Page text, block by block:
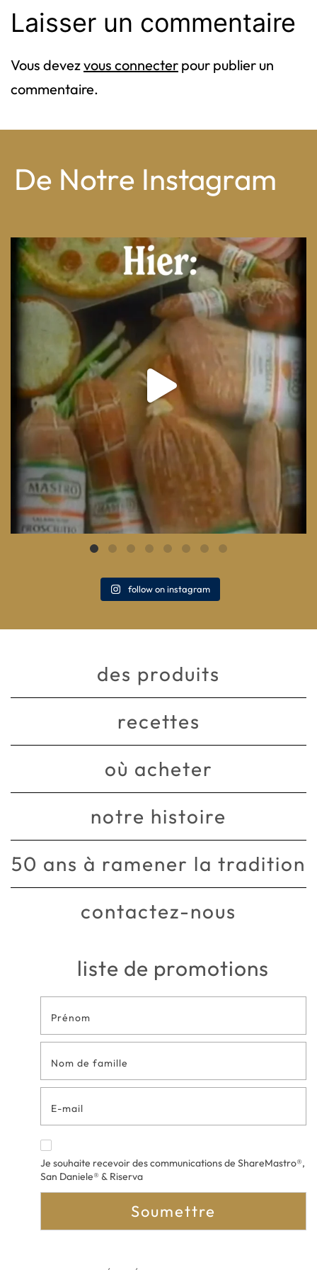
Laisser un commentaire
Vous devezvous connecter pour publier un
commentaire.
De Notre Instagram
From wood-paneled basements to candlelit condo...
8 0
follow on instagram
des produits
recettes
où acheter
notre histoire
50 ans à ramener la tradition
contactez-nous
liste de promotions
Formulaire
de contact
en bas de
page
Je souhaite recevoir des communications de ShareMastro®,
San Daniele® & Riserva
Soumettre